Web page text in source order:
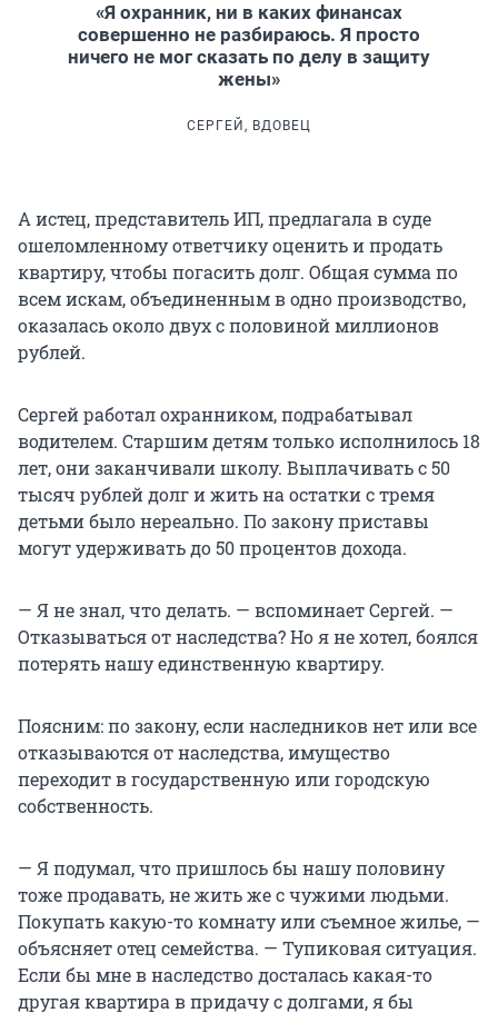
«Я охранник, ни в каких финансах
совершенно не разбираюсь. Я просто
ничего не мог сказать по делу в защиту
жены»
СЕРГЕЙ, ВДОВЕЦ
А истец, представитель ИП, предлагала в суде
ошеломленному ответчику оценить и продать
квартиру, чтобы погасить долг. Общая сумма по
всем искам, объединенным в одно производство,
оказалась около двух с половиной миллионов
рублей.
Сергей работал охранником, подрабатывал
водителем. Старшим детям только исполнилось 18
лет, они заканчивали школу. Выплачивать с 50
тысяч рублей долг и жить на остатки с тремя
детьми было нереально. По закону приставы
могут удерживать до 50 процентов дохода.
— Я не знал, что делать. — вспоминает Сергей. —
Отказываться от наследства? Но я не хотел, боялся
потерять нашу единственную квартиру.
Поясним: по закону, если наследников нет или все
отказываются от наследства, имущество
переходит в государственную или городскую
собственность.
— Я подумал, что пришлось бы нашу половину
тоже продавать, не жить же с чужими людьми.
Покупать какую-то комнату или съемное жилье, —
объясняет отец семейства. — Тупиковая ситуация.
Если бы мне в наследство досталась какая-то
другая квартира в придачу с долгами, я бы